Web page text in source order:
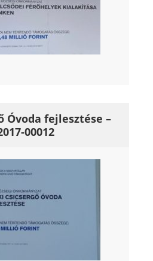
Óvoda fejlesztése –
00012